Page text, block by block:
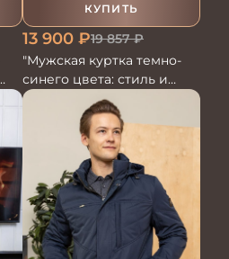
КУПИТЬ
13 900 ₽19 857₽
"Мужская куртка темно-
синего цвета: стиль и
комфорт"